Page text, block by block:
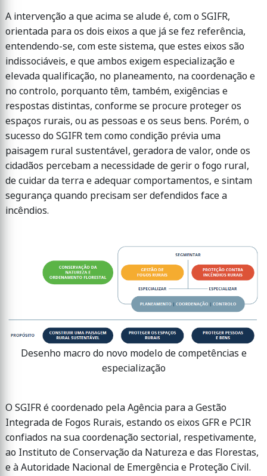
A intervenção a que acima se alude é, com o SGIFR,
orientada para os dois eixos a que já se fez referência,
entendendo-se, com este sistema, que estes eixos são
indissociáveis, e que ambos exigem especialização e
elevada qualificação, no planeamento, na coordenação e
no controlo, porquanto têm, também, exigências e
respostas distintas, conforme se procure proteger os
espaços rurais, ou as pessoas e os seus bens. Porém, o
sucesso do SGIFR tem como condição prévia uma
paisagem rural sustentável, geradora de valor, onde os
cidadãos percebam a necessidade de gerir o fogo rural,
de cuidar da terra e adequar comportamentos, e sintam
segurança quando precisam ser defendidos face a
incêndios.
Desenho macro do novo modelo de competências e
especialização
O SGIFR é coordenado pela Agência para a Gestão
Integrada de Fogos Rurais, estando os eixos GFR e PCIR
confiados na sua coordenação sectorial, respetivamente,
ao Instituto de Conservação da Natureza e das Florestas,
e à Autoridade Nacional de Emergência e Proteção Civil.